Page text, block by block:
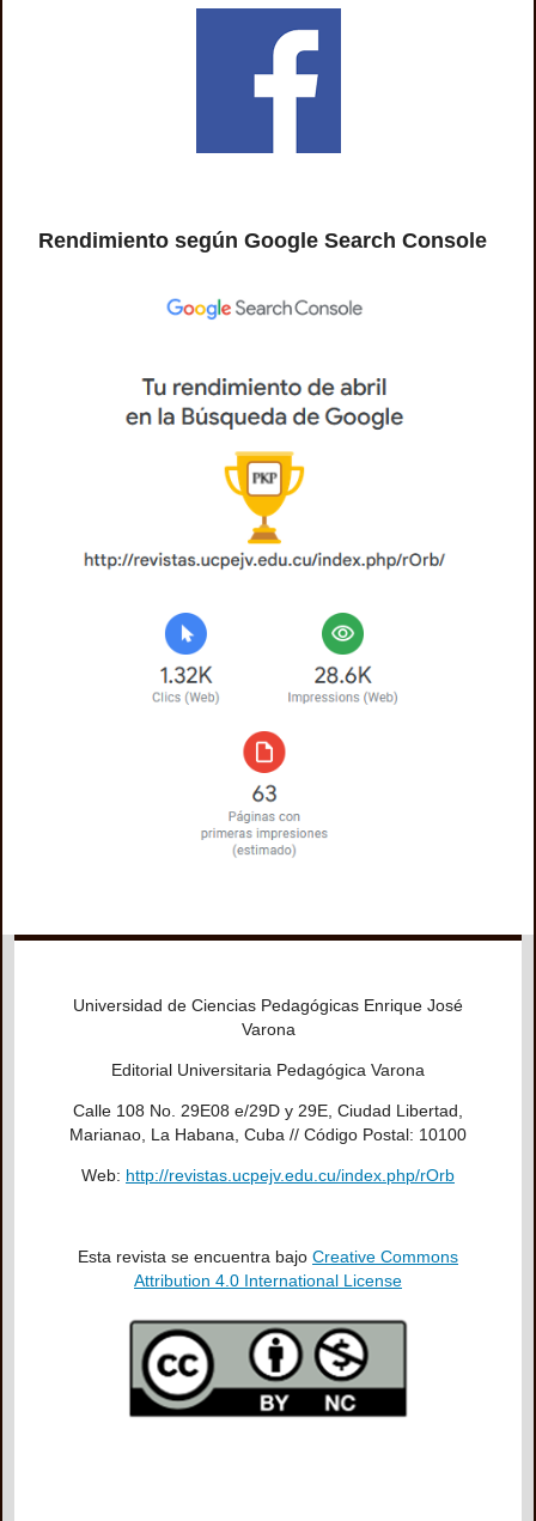
Rendimiento según Google Search Console
Universidad de Ciencias Pedagógicas Enrique José
Varona
Editorial Universitaria Pedagógica Varona
Calle 108 No. 29E08 e/29D y 29E, Ciudad Libertad,
Marianao, La Habana, Cuba // Código Postal: 10100
Web: http://revistas.ucpejv.edu.cu/index.php/rOrb
Esta revista se encuentra bajo Creative Commons
Attribution 4.0 International License